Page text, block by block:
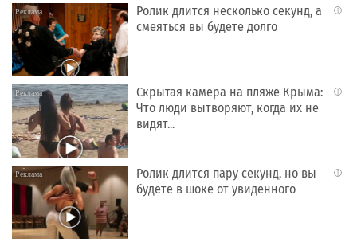
i
Ролик длится несколько секунд, а
смеяться вы будете долго
i
Скрытая камера на пляже Крыма:
Что люди вытворяют, когда их не
видят...
i
Ролик длится пару секунд, но вы
будете в шоке от увиденного